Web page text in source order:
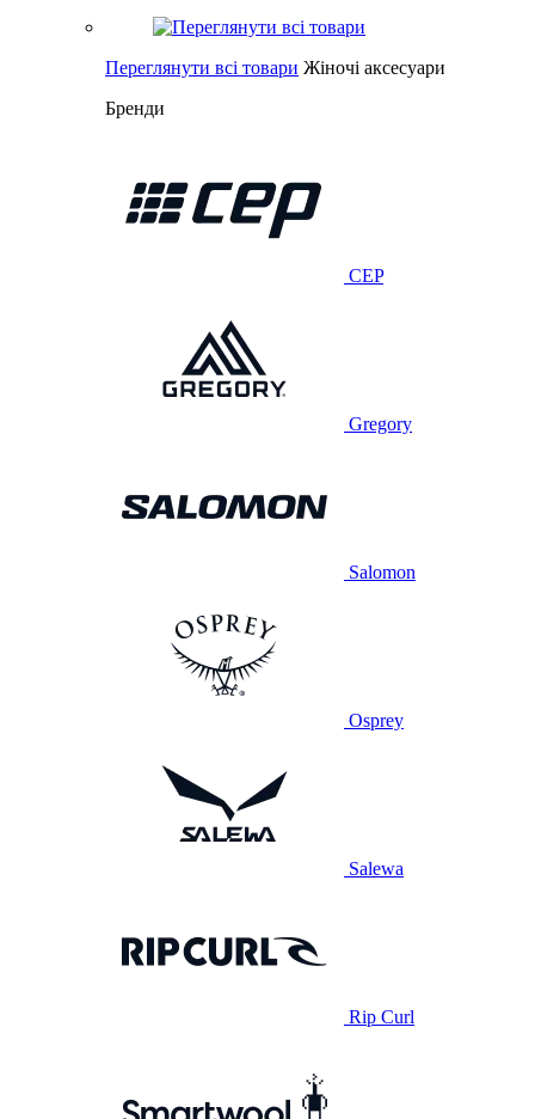
Переглянути всі товари Жіночі аксесуари
Бренди
CEP
Gregory
Salomon
Osprey
Salewa
Rip Curl